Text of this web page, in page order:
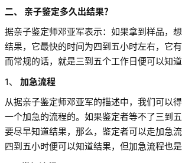
二、 亲子鉴定多久出结果？
据亲子鉴定师邓亚军表示：如果拿到样品，
结果，它最快的时间为四到五小时左右，它有
而常规的话，就是三到五个工作日便可以知道
1、 加急流程
从据亲子鉴定师邓亚军的描述中，我们可以
一个加急的流程的。如果鉴定者等不了三到
要尽早知道结果，那么，鉴定者可以走加急
四到五小时便可以知道结果，但加急流程也是